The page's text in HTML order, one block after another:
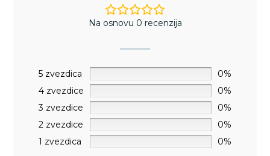
Na osnovu 0 recenzija
5 zvezdica
0%
4 zvezdice
0%
3 zvezdice
0%
2 zvezdice
0%
1 zvezdica
0%